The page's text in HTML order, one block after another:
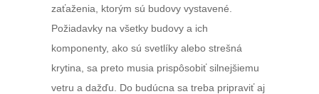
zaťaženia, ktorým sú budovy vystavené.
Požiadavky na všetky budovy a ich
komponenty, ako sú svetlíky alebo strešná
krytina, sa preto musia prispôsobiť silnejšiemu
vetru a dažďu. Do budúcna sa treba pripraviť aj